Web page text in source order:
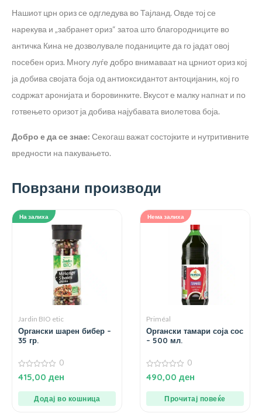
Нашиот црн ориз се одгледува во Тајланд. Овде тој се
нарекува и „забранет ориз“ затоа што благородниците во
античка Кина не дозволувале поданиците да го јадат овој
посебен ориз. Многу луѓе добро внимаваат на црниот ориз кој
ја добива својата боја од антиоксидантот антоцијанин, кој го
содржат аронијата и боровинките. Вкусот е малку напнат и по
готвењето оризот ја добива најубавата виолетова боја.
Добро е да се знае: Секогаш важат состојките и нутритивните
вредности на пакувањето.
Поврзани производи
На залиха
Jardin BIO etic
Органски шарен бибер –
35 гр.
0
од
0
415,00 ден
Додај во кошница
Нема залиха
Priméal
Органски тамари соја сос
– 500 мл.
0
од
0
490,00 ден
Прочитај повеќе